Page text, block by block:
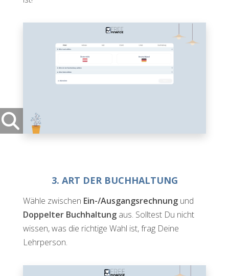
3. ART DER BUCHHALTUNG
Wähle zwischen Ein-/Ausgangsrechnung und
Doppelter Buchhaltung aus. Solltest Du nicht
wissen, was die richtige Wahl ist, frag Deine
Lehrperson.